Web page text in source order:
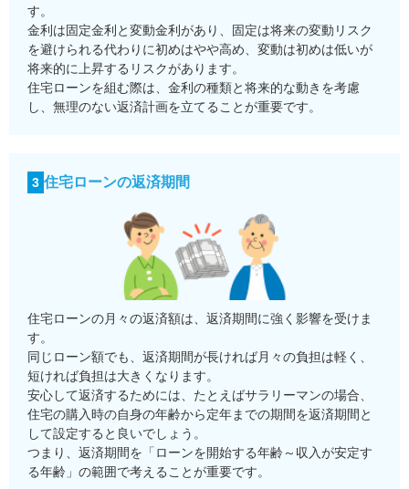
す。
金利は固定金利と変動金利があり、固定は将来の変動リスク
を避けられる代わりに初めはやや高め、変動は初めは低いが
将来的に上昇するリスクがあります。
住宅ローンを組む際は、金利の種類と将来的な動きを考慮
し、無理のない返済計画を立てることが重要です。
3 住宅ローンの返済期間
住宅ローンの月々の返済額は、返済期間に強く影響を受けま
す。
同じローン額でも、返済期間が長ければ月々の負担は軽く、
短ければ負担は大きくなります。
安心して返済するためには、たとえばサラリーマンの場合、
住宅の購入時の自身の年齢から定年までの期間を返済期間と
して設定すると良いでしょう。
つまり、返済期間を「ローンを開始する年齢～収入が安定す
る年齢」の範囲で考えることが重要です。